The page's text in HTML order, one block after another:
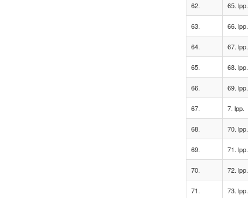
62. 65. lpp.
63. 66. lpp.
64. 67. lpp.
65. 68. lpp.
66. 69. lpp.
67. 7. lpp.
68. 70. lpp.
69. 71. lpp.
70. 72. lpp.
71. 73. lpp.